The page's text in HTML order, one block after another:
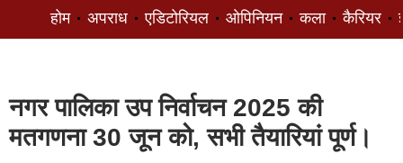
होम अपराध एडिटोरियल ओपिनियन कला कैरियर
नगर पालिका उप निर्वाचन 2025 की
मतगणना 30 जून को, सभी तैयारियां पूर्ण।